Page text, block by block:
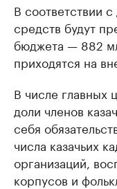
В соответствии
средств будут
бюджета — 882
приходятся на
В числе главных
доли членов
себя
числа казачьих
организаций,
корпусов и